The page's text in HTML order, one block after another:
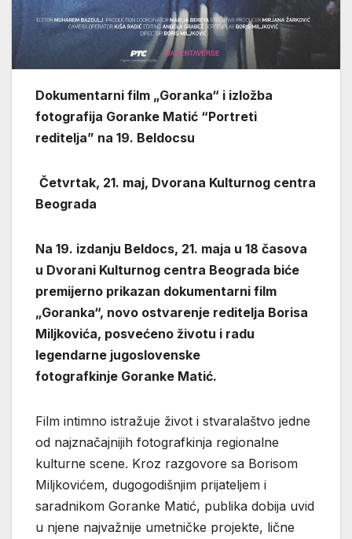
Dokumentarni film „Goranka“ i izložba
fotografija Goranke Matić “Portreti
reditelja” na 19. Beldocsu
Četvrtak, 21. maj, Dvorana Kulturnog centra
Beograda
Na 19. izdanju Beldocs, 21. maja u 18 časova
u Dvorani Kulturnog centra Beograda biće
premijerno prikazan dokumentarni film
„Goranka“, novo ostvarenje reditelja Borisa
Miljkovića, posvećeno životu i radu
legendarne jugoslovenske
fotografkinje Goranke Matić.
Film intimno istražuje život i stvaralaštvo jedne
od najznačajnijih fotografkinja regionalne
kulturne scene. Kroz razgovore sa Borisom
Miljkovićem, dugogodišnjim prijateljem i
saradnikom Goranke Matić, publika dobija uvid
u njene najvažnije umetničke projekte, lične